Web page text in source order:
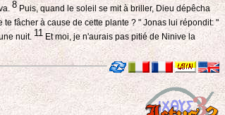
8 Puis, quand le soleil se mit à briller, Dieu dépêcha
te fâcher à cause de cette plante ? " Jonas lui répondit: "
nuit. 11 Et moi, je n'aurais pas pitié de Ninive la